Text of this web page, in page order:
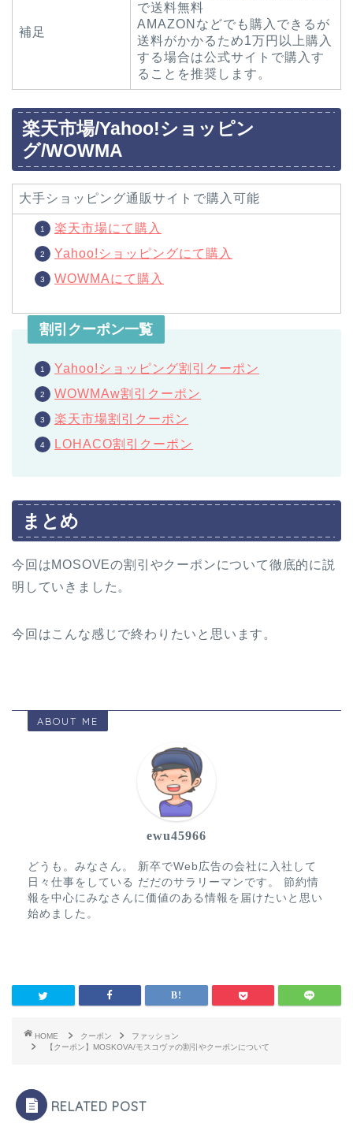
補足
で送料無料
AMAZONなどでも購入できるが
送料がかかるため1万円以上購入
する場合は公式サイトで購入す
ることを推奨します。
楽天市場/Yahoo!ショッピン
グ/WOWMA
大手ショッピング通販サイトで購入可能
楽天市場にて購入
Yahoo!ショッピングにて購入
WOWMAにて購入
割引クーポン一覧
Yahoo!ショッピング割引クーポン
WOWMAw割引クーポン
楽天市場割引クーポン
LOHACO割引クーポン
まとめ
今回はMOSOVEの割引やクーポンについて徹底的に説
明していきました。
今回はこんな感じで終わりたいと思います。
ABOUT ME
ewu45966
どうも。みなさん。 新卒でWeb広告の会社に入社して
日々仕事をしている だだのサラリーマンです。 節約情
報を中心にみなさんに価値のある情報を届けたいと思い
始めました。
HOME クーポン
ファッション
【クーポン】MOSKOVA/モスコヴァの割引やクーポンについて
RELATED POST